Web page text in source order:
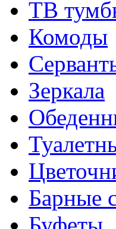
ТВ
Комоды
Зеркала
Барные